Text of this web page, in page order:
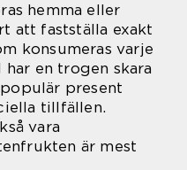
hemma eller
att fastställa exakt
konsumeras varje
en trogen skara
present
tillfällen.
vara
är mest